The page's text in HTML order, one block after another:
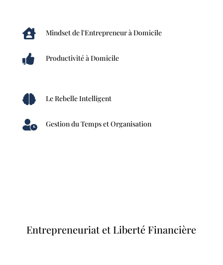
 Mindset de l'Entrepreneur à Domicile
 Productivité à Domicile
 Le Rebelle Intelligent
 Gestion du Temps et Organisation
Entrepreneuriat et Liberté Financière